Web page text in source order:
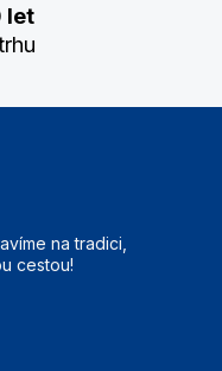
let
na tradici,
cestou!